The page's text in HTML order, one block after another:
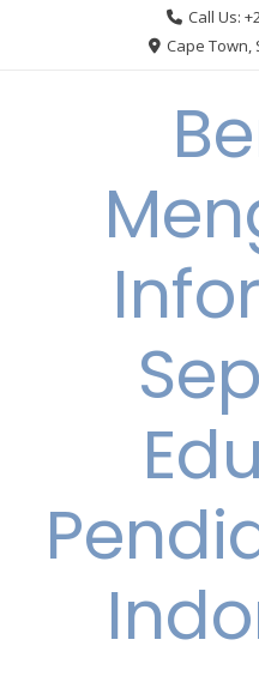
Call Us:
Cape Town,